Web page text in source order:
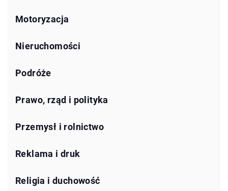
Motoryzacja
Nieruchomości
Podróże
Prawo, rząd i polityka
Przemysł i rolnictwo
Reklama i druk
Religia i duchowość